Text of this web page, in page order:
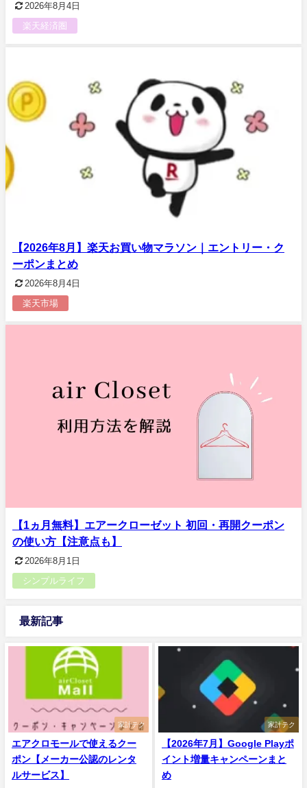
2026年8月4日
楽天経済圏
【2026年8月】楽天お買い物マラソン｜エントリー・ク
ーポンまとめ
2026年8月4日
楽天市場
【1ヵ月無料】エアークローゼット 初回・再開クーポン
の使い方【注意点も】
2026年8月1日
シンプルライフ
最新記事
家計テク
エアクロモールで使えるクー
ポン【メーカー公認のレンタ
ルサービス】
家計テク
【2026年7月】Google Playポ
イント増量キャンペーンまと
め